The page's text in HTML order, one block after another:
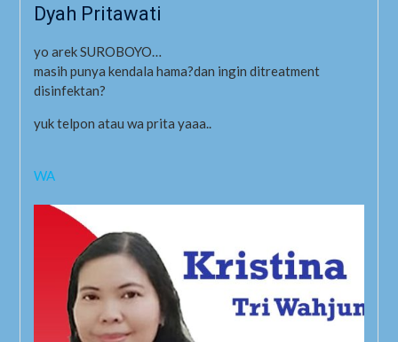
Dyah Pritawati
yo arek SUROBOYO…
masih punya kendala hama?dan ingin ditreatment
disinfektan?
yuk telpon atau wa prita yaaa..
WA